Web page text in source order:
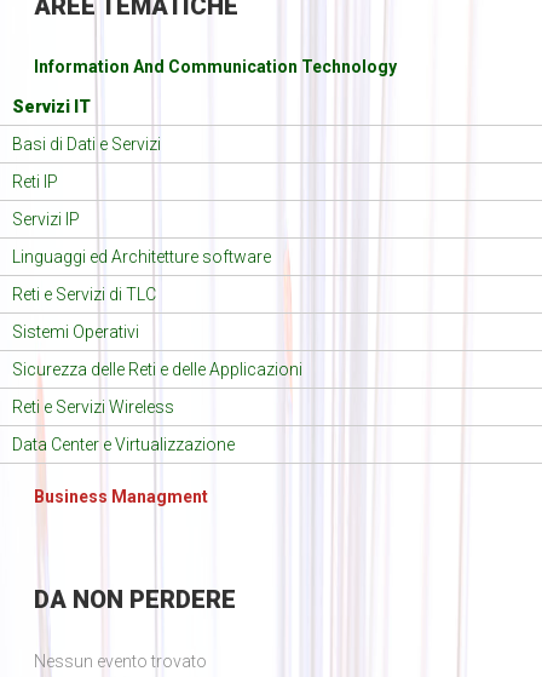
AREE TEMATICHE
Information And Communication Technology
Servizi IT
Basi di Dati e Servizi
Reti IP
Servizi IP
Linguaggi ed Architetture software
Reti e Servizi di TLC
Sistemi Operativi
Sicurezza delle Reti e delle Applicazioni
Reti e Servizi Wireless
Data Center e Virtualizzazione
Business Managment
DANON PERDERE
Nessun evento trovato